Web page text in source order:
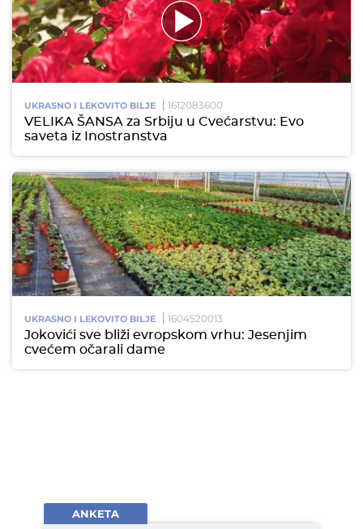
UKRASNO I LEKOVITO BILJE 1612083600
VELIKA ŠANSA za Srbiju u Cvećarstvu: Evo
saveta iz Inostranstva
UKRASNO I LEKOVITO BILJE 1604520013
Jokovići sve bliži evropskom vrhu: Jesenjim
cvećem očarali dame
ANKETA